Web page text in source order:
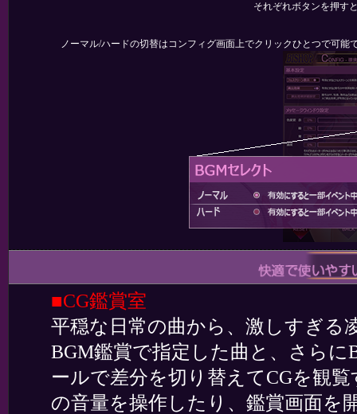
それぞれボタンを押す
ノーマル/ハードの切替はコンフィグ画面上でクリックひとつで可能
■CG鑑賞室
平穏な日常の曲から、激しすぎる
BGM鑑賞で指定した曲と、さら
ールで差分を切り替えてCGを観
の音量を操作したり、鑑賞画面を